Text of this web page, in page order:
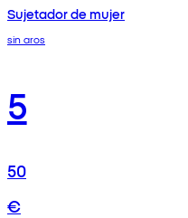
Sujetador de mujer
sin aros
5
50
€